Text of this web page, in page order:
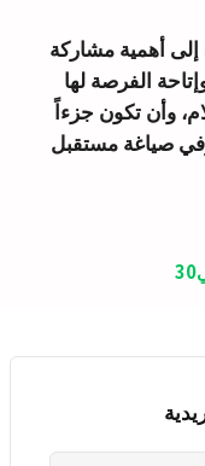
أهمية مشاركة
الفرصة لها
وأن تكون جزءاً
وفي صياغة مستقبل